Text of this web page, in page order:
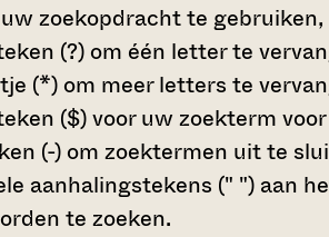
zoekopdracht te
(?) om één letter te
(*) om meer letters te
($)voor uw zoekterm
(-) om zoektermen uit te
aanhalingstekens (" ") aan
te zoeken.